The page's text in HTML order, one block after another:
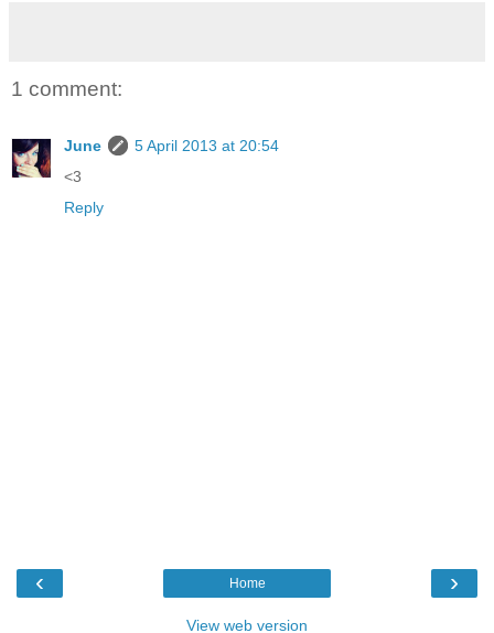
1 comment:
June
5 April 2013 at 20:54
<3
Reply
‹ ›
Home
View web version